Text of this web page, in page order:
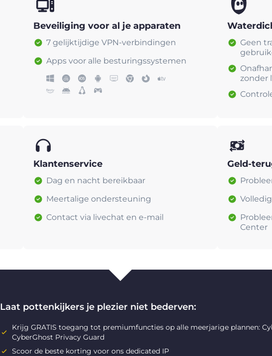
Beveiliging voor al je apparaten
7 gelijktijdige VPN-verbindingen
Apps voor alle besturingssystemen
Geen
zonder
Klantenservice
Dag en nacht bereikbaar
Meertalige ondersteuning
Contact via livechat en e-mail
Geld-
Center
Laat pottenkijkers je plezier niet bederven:
Krijg GRATIS toegang tot premiumfuncties op alle meerjarige plannen:
CyberGhost Privacy Guard
Scoor de beste korting voor ons dedicated IP